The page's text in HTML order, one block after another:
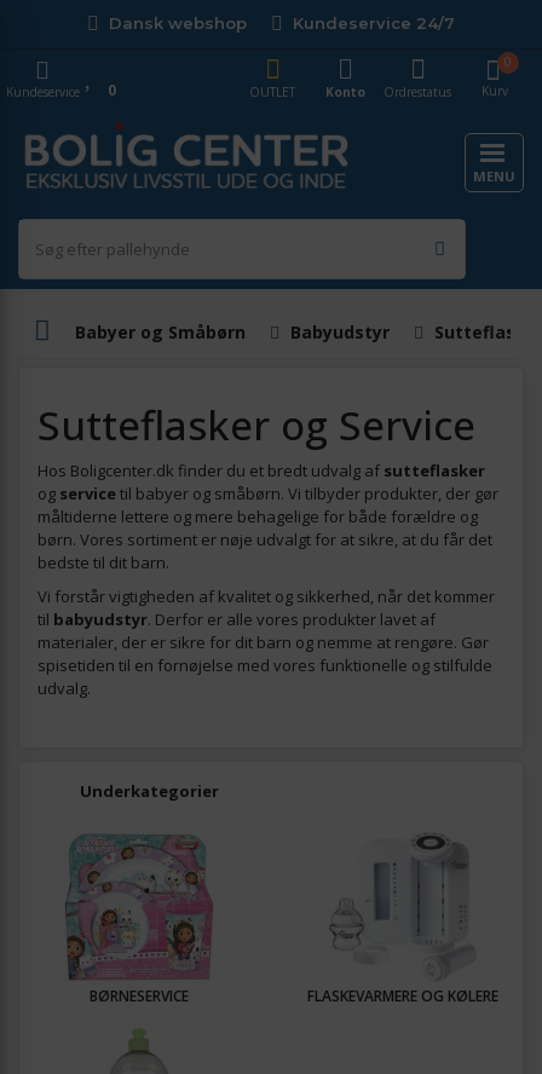
Dansk webshop Kundeservice 24/7
Kurv
0
OUTLET
Konto Ordrestatus
Kundeservice 0
MENU
Babyer og Småbørn Babyudstyr
Sutteflasker og Service
Hos Boligcenter.dk finder du et bredt udvalg af sutteflasker
og servicetil babyer og småbørn. Vi tilbyder produkter, der gør
måltiderne lettere og mere behagelige for både forældre og
børn. Vores sortiment er nøje udvalgt for at sikre, at du får det
bedste til dit barn.
Vi forstår vigtigheden af kvalitet og sikkerhed, når det kommer
til babyudstyr. Derfor er alle vores produkter lavet af
materialer, der er sikre for dit barn og nemme at rengøre. Gør
spisetiden til en fornøjelse med vores funktionelle og stilfulde
udvalg.
Underkategorier
BØRNESERVICE FLASKEVARMERE OG KØLERE